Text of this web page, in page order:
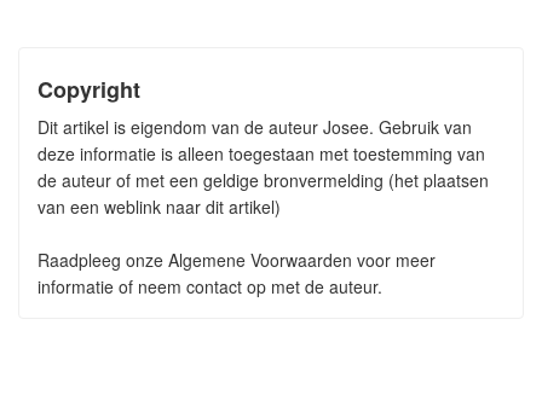
Copyright
Dit artikel is eigendom van de auteur Josee. Gebruik van
deze informatie is alleen toegestaan met toestemming van
de auteur of met een geldige bronvermelding (het plaatsen
van een weblink naar dit artikel)
Raadpleeg onze Algemene Voorwaarden voor meer
informatie of neem contact op met de auteur.